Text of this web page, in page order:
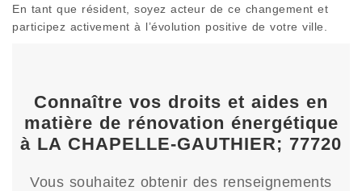
En tant que résident, soyez acteur de ce changement et
participez activement à l’évolution positive de votre ville.
Connaître vos droits et aides en
matière de rénovation énergétique
à LA CHAPELLE-GAUTHIER; 77720
Vous souhaitez obtenir des renseignements